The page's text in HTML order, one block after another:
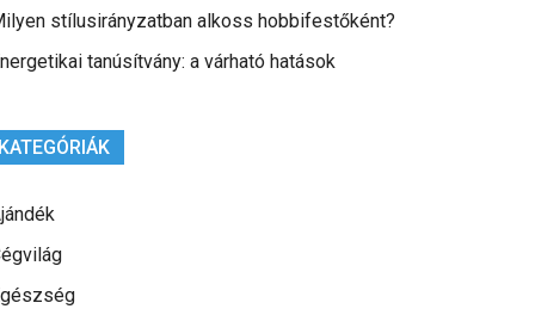
stílusirányzatban alkoss hobbifestőként?
tanúsítvány: a várható hatások
KATEGÓRIÁK